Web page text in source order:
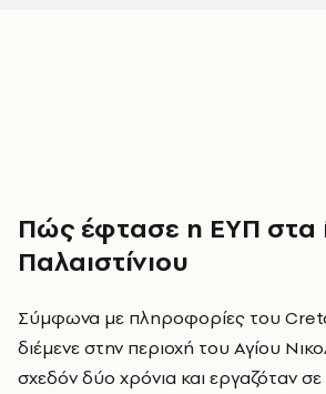
Πώς έφτασε η ΕΥΠ στα
Παλαιστίνιου
Σύμφωνα με πληροφορίες του
διέμενε στην περιοχή του Αγίου
σχεδόν δύο χρόνια και εργαζόταν σε